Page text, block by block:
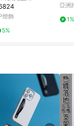
燈飾
5%
亞洲
1%